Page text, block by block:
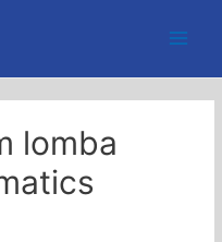
lomba